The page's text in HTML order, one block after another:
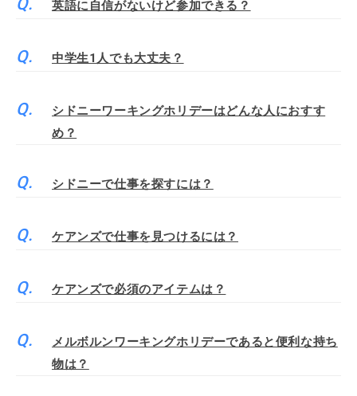
英語に自信がないけど参加できる？
中学生1人でも大丈夫？
シドニーワーキングホリデーはどんな人におすす
め？
シドニーで仕事を探すには？
ケアンズで仕事を見つけるには？
ケアンズで必須のアイテムは？
メルボルンワーキングホリデーであると便利な持ち
物は？